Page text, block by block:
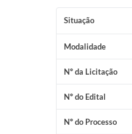
Situação
Modalidade
Nº da Licitação
Nº do Edital
Nº do Processo